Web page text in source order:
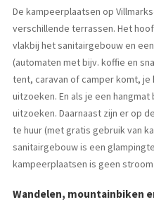
De kampeerplaatsen op
verschillende terrassen. Het
vlakbij het sanitairgebouw en
(automaten met bijv. koffie en
tent, caravan of camper komt,
uitzoeken. En als je een
uitzoeken. Daarnaast zijn er op
te huur (met gratis gebruik van
sanitairgebouw is een
kampeerplaatsen is geen
Wandelen, mountainbiken